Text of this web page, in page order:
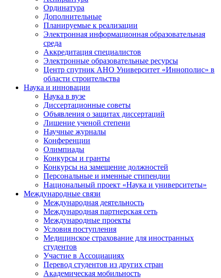
Ординатура
Дополнительные
Планируемые к реализации
Электронная информационная образовательная
среда
Аккредитация специалистов
Электронные образовательные ресурсы
Центр спутник АНО Университет «Иннополис» в
области строительства
Наука и инновации
Наука в вузе
Диссертационные советы
Объявления о защитах диссертаций
Лишение ученой степени
Научные журналы
Конференции
Олимпиады
Конкурсы и гранты
Конкурсы на замещение должностей
Персональные и именные стипендии
Национальный проект «Наука и университеты»
Международные связи
Международная деятельность
Международная партнерская сеть
Международные проекты
Условия поступления
Медицинское страхование для иностранных
студентов
Участие в Ассоциациях
Перевод студентов из других стран
Академическая мобильность